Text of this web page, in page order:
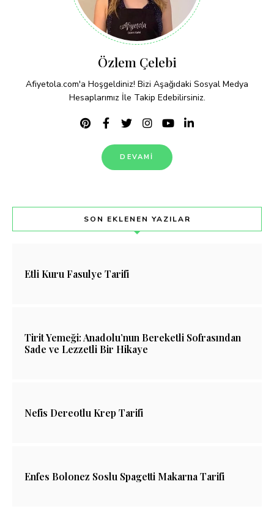
Özlem Çelebi
Afiyetola.com'a Hoşgeldiniz! Bizi Aşağıdaki Sosyal Medya
Hesaplarımız İle Takip Edebilirsiniz.
DEVAMI
SON EKLENEN YAZILAR
Etli Kuru Fasulye Tarifi
Tirit Yemeği: Anadolu’nun Bereketli Sofrasından
Sade ve Lezzetli Bir Hikaye
Nefis Dereotlu Krep Tarifi
Enfes Bolonez Soslu Spagetti Makarna Tarifi